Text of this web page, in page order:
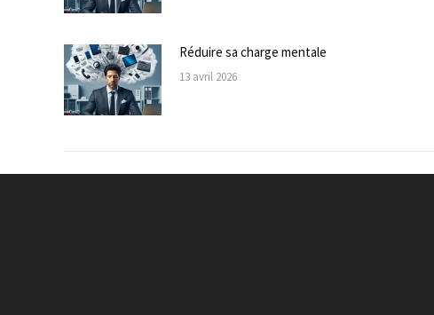
Réduire sa charge mentale
13 avril 2026